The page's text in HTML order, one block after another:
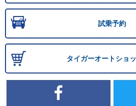
試乗予約
タイガーオートショ